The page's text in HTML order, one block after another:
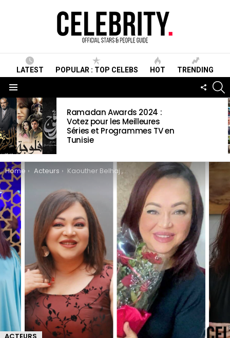
LATEST POPULAR : TOP CELEBS HOT TRENDING
LATEST
STORIES
Ramadan Awards 2024 :
Votez pour les Meilleures
Séries et Programmes TV en
Tunisie
You are here:
Home Acteurs Kaouther Belhaj ,Wiki ,Biographie, Age, Taille, Mariage, Contact & Informations